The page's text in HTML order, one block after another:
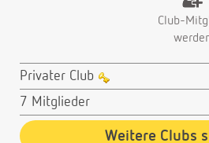
Club-
Privater Club
7 Mitglieder
Weitere Clubs